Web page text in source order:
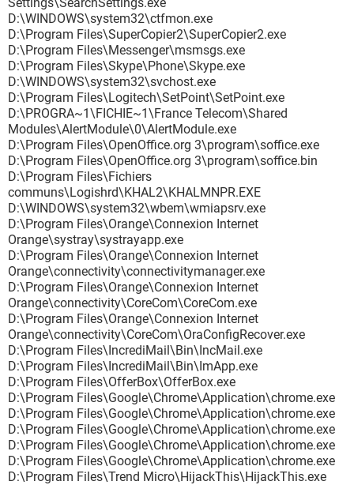
D:\WINDOWS\system32\ctfmon.exe
D:\Program Files\SuperCopier2\SuperCopier2.exe
D:\Program Files\Messenger\msmsgs.exe
D:\Program Files\Skype\Phone\Skype.exe
D:\WINDOWS\system32\svchost.exe
D:\Program Files\Logitech\SetPoint\SetPoint.exe
D:\PROGRA~1\FICHIE~1\France Telecom\Shared
Modules\AlertModule\0\AlertModule.exe
D:\Program Files\OpenOffice.org 3\program\soffice.exe
D:\Program Files\OpenOffice.org 3\program\soffice.bin
D:\Program Files\Fichiers
communs\Logishrd\KHAL2\KHALMNPR.EXE
D:\WINDOWS\system32\wbem\wmiapsrv.exe
D:\Program Files\Orange\Connexion Internet
Orange\systray\systrayapp.exe
D:\Program Files\Orange\Connexion Internet
Orange\connectivity\connectivitymanager.exe
D:\Program Files\Orange\Connexion Internet
Orange\connectivity\CoreCom\CoreCom.exe
D:\Program Files\Orange\Connexion Internet
Orange\connectivity\CoreCom\OraConfigRecover.exe
D:\Program Files\IncrediMail\Bin\IncMail.exe
D:\Program Files\IncrediMail\Bin\ImApp.exe
D:\Program Files\OfferBox\OfferBox.exe
D:\Program Files\Google\Chrome\Application\chrome.exe
D:\Program Files\Google\Chrome\Application\chrome.exe
D:\Program Files\Google\Chrome\Application\chrome.exe
D:\Program Files\Google\Chrome\Application\chrome.exe
D:\Program Files\Google\Chrome\Application\chrome.exe
D:\Program Files\Trend Micro\HijackThis\HijackThis.exe